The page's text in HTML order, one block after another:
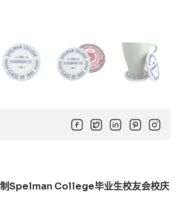
Spelman College毕业生校友会校庆